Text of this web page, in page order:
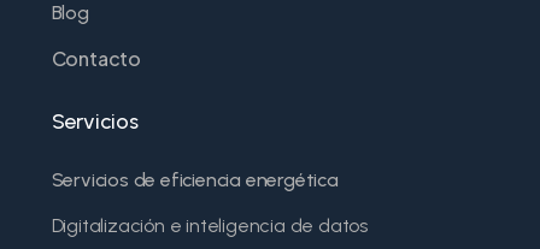
Blog
Contacto
Servicios
Servicios de eficiencia energética
Digitalización e inteligencia de datos